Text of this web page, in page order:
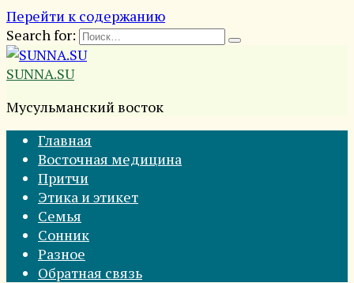
Перейти к содержанию
Search for:
SUNNA.SU
Мусульманский восток
Главная
Восточная медицина
Притчи
Этика и этикет
Семья
Сонник
Разное
Обратная связь